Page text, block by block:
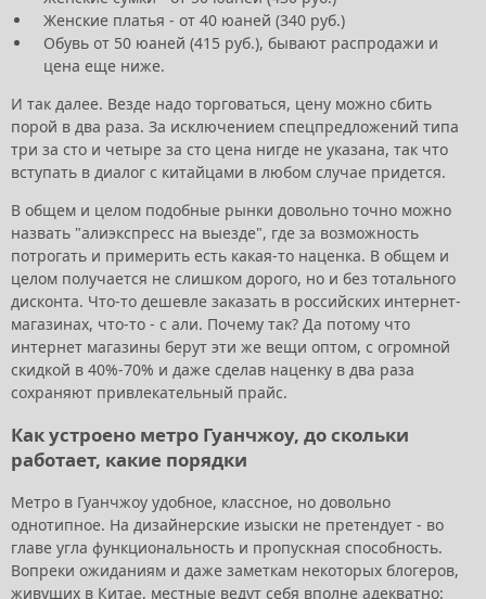
Женские платья - от 40 юаней (340 руб.)
Обувь от 50 юаней (415 руб.), бывают распродажи и
цена еще ниже.
И так далее. Везде надо торговаться, цену можно сбить
порой в два раза. За исключением спецпредложений типа
три за сто и четыре за сто цена нигде не указана, так что
вступать в диалог с китайцами в любом случае придется.
В общем и целом подобные рынки довольно точно можно
назвать "алиэкспресс на выезде", где за возможность
потрогать и примерить есть какая-то наценка. В общем и
целом получается не слишком дорого, но и без тотального
дисконта. Что-то дешевле заказать в российских интернет-
магазинах, что-то - с али. Почему так? Да потому что
интернет магазины берут эти же вещи оптом, с огромной
скидкой в 40%-70% и даже сделав наценку в два раза
сохраняют привлекательный прайс.
Как устроено метро Гуанчжоу, до скольки
работает, какие порядки
Метро в Гуанчжоу удобное, классное, но довольно
однотипное. На дизайнерские изыски не претендует - во
главе угла функциональность и пропускная способность.
Вопреки ожиданиям и даже заметкам некоторых блогеров,
живущих в Китае, местные ведут себя вполне адекватно: